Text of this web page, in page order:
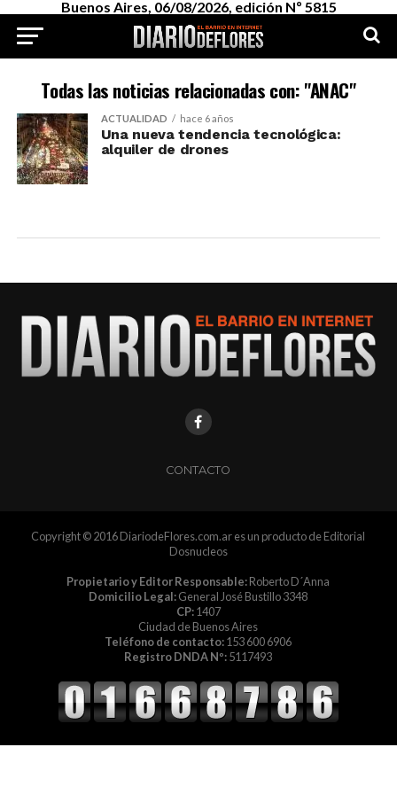
Buenos Aires, 06/08/2026, edición Nº 5815
Todas las noticias relacionadas con: "ANAC"
ACTUALIDAD hace 6 años
Una nueva tendencia tecnológica:
alquiler de drones
CONTACTO
Copyright © 2016 DiariodeFlores.com.ar es un producto de Editorial
Dosnucleos
Propietario y Editor Responsable:Roberto D´Anna
Domicilio Legal:General José Bustillo 3348
CP:1407
Ciudad de Buenos Aires
Teléfono de contacto:153 600 6906
Registro DNDA Nº:5117493